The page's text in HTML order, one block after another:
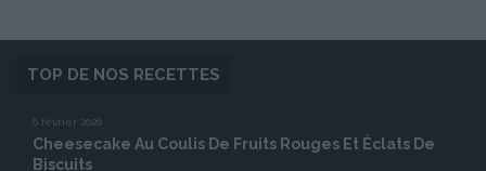
TOP DE NOS RECETTES
6 février 2026
Cheesecake Au Coulis De Fruits Rouges Et Éclats De
Biscuits